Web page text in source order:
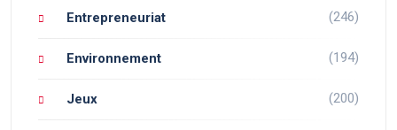
Entrepreneuriat (246)
Environnement (194)
Jeux (200)